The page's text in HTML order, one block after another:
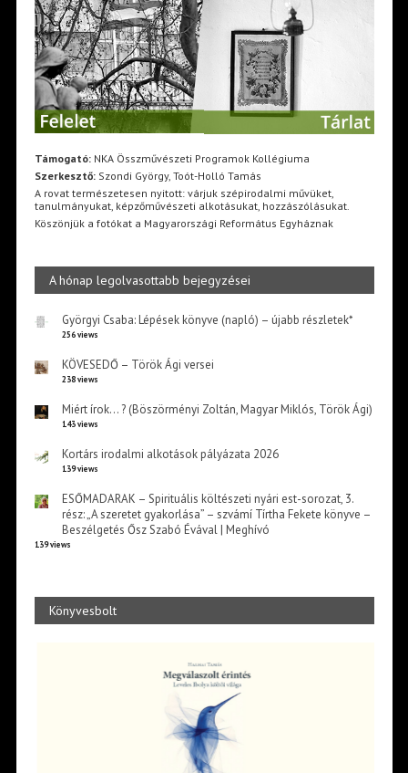
Támogató:NKA Összművészeti Programok Kollégiuma
Szerkesztő:Szondi György, Toót-Holló Tamás
A rovat természetesen nyitott: várjuk szépirodalmi művüket,
tanulmányukat, képzőművészeti alkotásukat, hozzászólásukat.
Köszönjük a fotókat a Magyarországi Református Egyháznak
A hónap legolvasottabb bejegyzései
Györgyi Csaba: Lépések könyve (napló) – újabb részletek*
256 views
KÖVESEDŐ – Török Ági versei
238 views
Miért írok… ? (Böszörményi Zoltán, Magyar Miklós, Török Ági)
143 views
Kortárs irodalmi alkotások pályázata 2026
139 views
ESŐMADARAK – Spirituális költészeti nyári est-sorozat, 3.
rész: „A szeretet gyakorlása” – szvámí Tírtha Fekete könyve –
Beszélgetés Ősz Szabó Évával | Meghívó
139 views
Könyvesbolt